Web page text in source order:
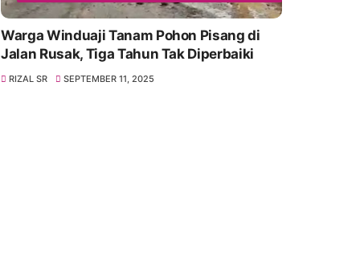
Warga Winduaji Tanam Pohon Pisang di
Jalan Rusak, Tiga Tahun Tak Diperbaiki
RIZAL SR SEPTEMBER 11, 2025